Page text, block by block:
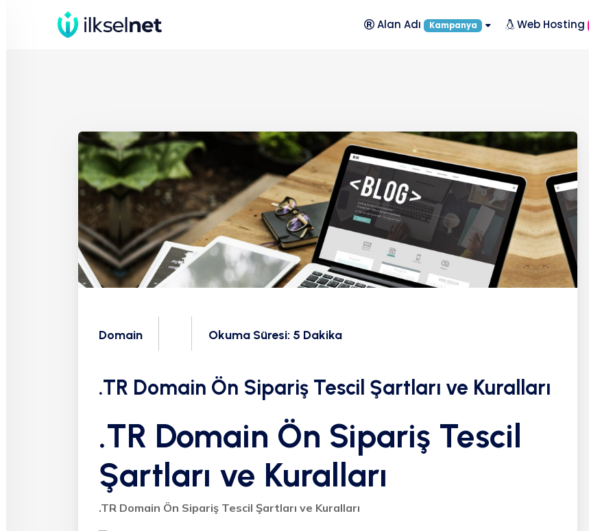
Alan Adı Kampanya Web Hosting
Domain Okuma Süresi: 5 Dakika
.TR Domain Ön Sipariş Tescil Şartları ve Kuralları
.TR Domain Ön Sipariş Tescil
Şartları ve Kuralları
.TR Domain Ön Sipariş Tescil Şartları ve Kuralları